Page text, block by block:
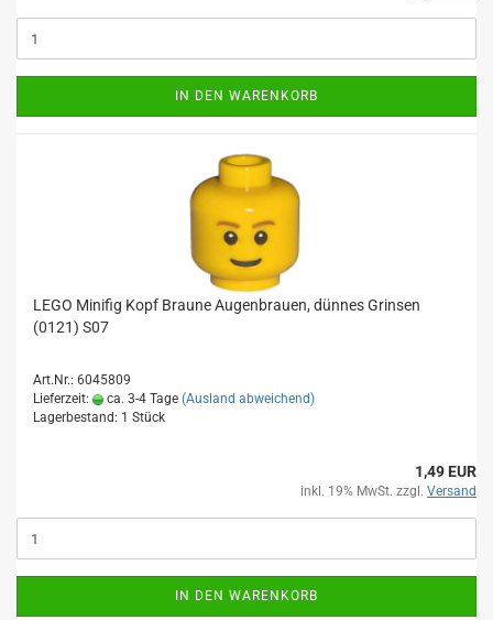
IN DEN WARENKORB
LEGO Minifig Kopf Braune Augenbrauen, dünnes Grinsen
(0121) S07
Art.Nr.: 6045809
Lieferzeit:
ca. 3-4 Tage (Ausland abweichend)
Lagerbestand: 1 Stück
1,49 EUR
inkl. 19% MwSt. zzgl. Versand
IN DEN WARENKORB